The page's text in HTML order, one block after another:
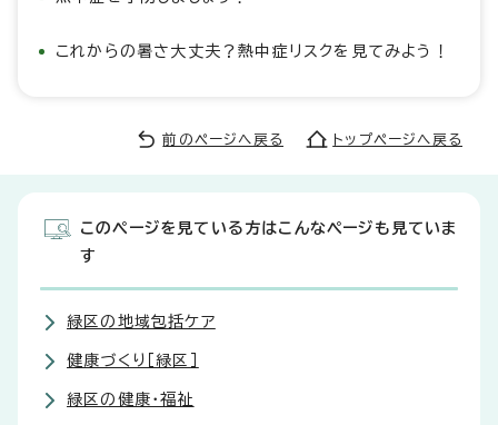
これからの暑さ大丈夫？熱中症リスクを見てみよう！
前のページへ戻る トップページへ戻る
このページを見ている方はこんなページも見ていま
す
緑区の地域包括ケア
健康づくり［緑区］
緑区の健康・福祉